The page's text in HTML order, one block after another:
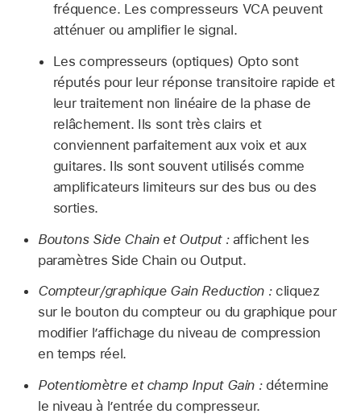
fréquence. Les compresseurs VCA peuvent
atténuer ou amplifier le signal.
Les compresseurs (optiques) Opto sont
réputés pour leur réponse transitoire rapide et
leur traitement non linéaire de la phase de
relâchement. Ils sont très clairs et
conviennent parfaitement aux voix et aux
guitares. Ils sont souvent utilisés comme
amplificateurs limiteurs sur des bus ou des
sorties.
Boutons Side Chain et Output : affichent les
paramètres Side Chain ou Output.
Compteur/graphique Gain Reduction : cliquez
sur le bouton du compteur ou du graphique pour
modifier l’affichage du niveau de compression
en temps réel.
Potentiomètre et champ Input Gain : détermine
le niveau à l’entrée du compresseur.